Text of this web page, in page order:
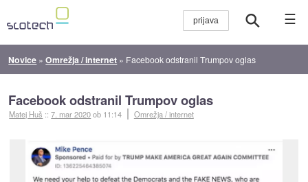
☰
Novice »Omrežja / internet » Facebook odstranil Trumpov oglas
Facebook odstranil Trumpov oglas
Matej Huš ::7. mar 2020ob 11:14 Omrežja / internet